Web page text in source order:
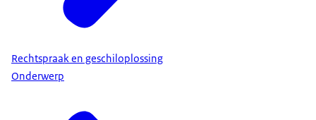
Rechtspraak en geschiloplossing
Onderwerp